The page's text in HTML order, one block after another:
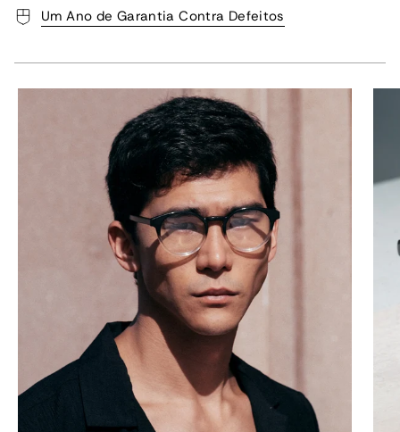
Um Ano de Garantia Contra Defeitos